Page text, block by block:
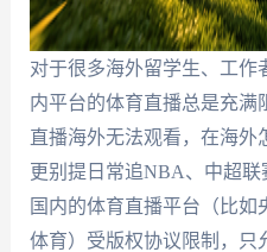
对于很多海外留学生、工作
内平台的体育直播总是充
直播海外无法观看，在海外
更别提日常追NBA、中超联
国内的体育直播平台（比
体育）受版权协议限制，只